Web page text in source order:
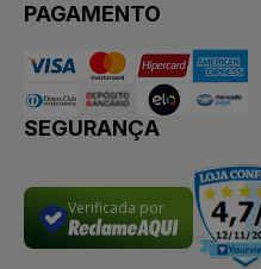
PAGAMENTO
SEGURANÇA
Verificada por